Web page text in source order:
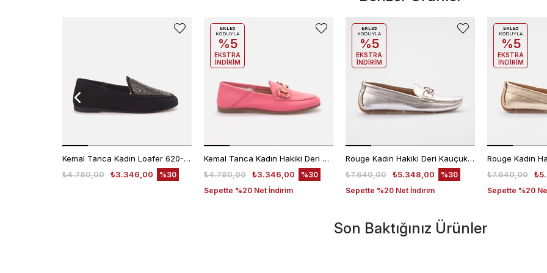
Kemal Tanca Kadın Loafer 620-003F
₺3.346,00
₺4.780,00 %30
Kemal Tanca Kadın Hakiki Deri Kauçuk Taban Pembe Loafer Konforlu Babet
₺3.346,00
₺4.780,00
Sepette %20 Net İndirim
%30
EKLE5
KODUYLA
%5
EKSTRA
İNDİRİM
Rouge Kadın Hakiki Deri Kauçuk Taban Gümüş Loafer Konforlu Ayakkabı
₺5.348,00
₺7.640,00
Sepette %20 Net İndirim
%30
EKLE5
KODUYLA
%5
EKSTRA
İNDİRİM
₺7.640,00
Sepette %20
EKLE5
KODUYLA
%5
EKSTRA
İNDİRİM
Son Baktığınız Ürünler